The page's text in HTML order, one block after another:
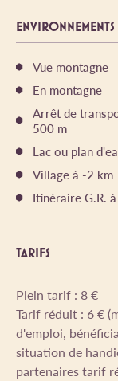
ENVIRONNEMENTS
Vue montagne
En montagne
Arrêt de
500 m
Lac ou plan
Village à -2 km
Itinéraire G.R.
TARIFS
Plein tarif : 8 €
Tarif réduit : 6 €
d'emploi,
situation de
partenaires tarif